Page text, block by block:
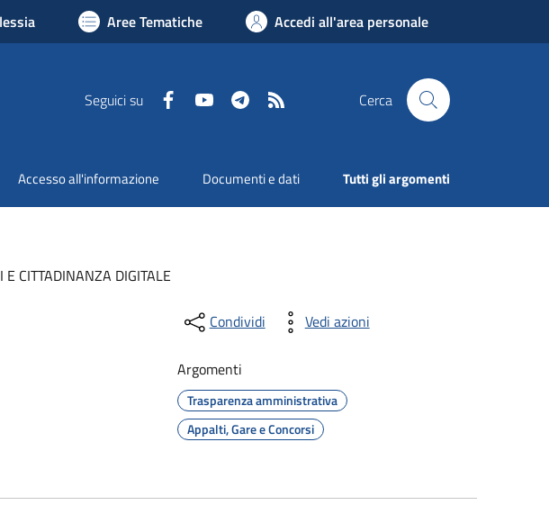
Aree Tematiche Accedi all'area personale
Seguici su FacebookYouTube Telegram Cerca
Accesso all'informazione Documenti e dati Tutti gli argomenti
CITTADINANZA DIGITALE
Condividi Vedi azioni
Argomenti
Trasparenza amministrativa
Appalti, Gare e Concorsi